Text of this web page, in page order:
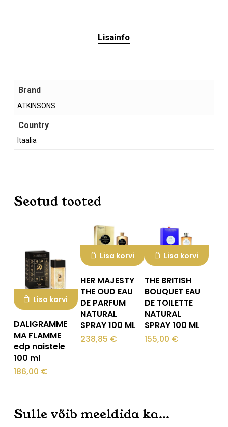
Ostukorvis ei ole tooteid.
Mine poodi
Lisainfo
Brand
ATKINSONS
Country
Itaalia
Seotud tooted
Lisa korvi
DALIGRAMME
MA FLAMME
edp naistele
100 ml
186,00 €
Lisa korvi
HER MAJESTY
THE OUD EAU
DE PARFUM
NATURAL
SPRAY 100 ML
238,85 €
Lisa korvi
THE BRITISH
BOUQUET EAU
DE TOILETTE
NATURAL
SPRAY 100 ML
155,00 €
Sulle võib meeldida ka…